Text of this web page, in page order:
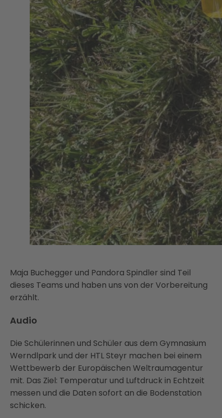
Maja Buchegger und Pandora Spindler sind Teil
dieses Teams und haben uns von der Vorbereitung
erzählt.
Audio
Die Schülerinnen und Schüler aus dem Gymnasium
Werndlpark und der HTL Steyr machen bei einem
Wettbewerb der Europäischen Weltraumagentur
mit. Das Ziel: Temperatur und Luftdruck in Echtzeit
messen und die Daten sofort an die Bodenstation
schicken.